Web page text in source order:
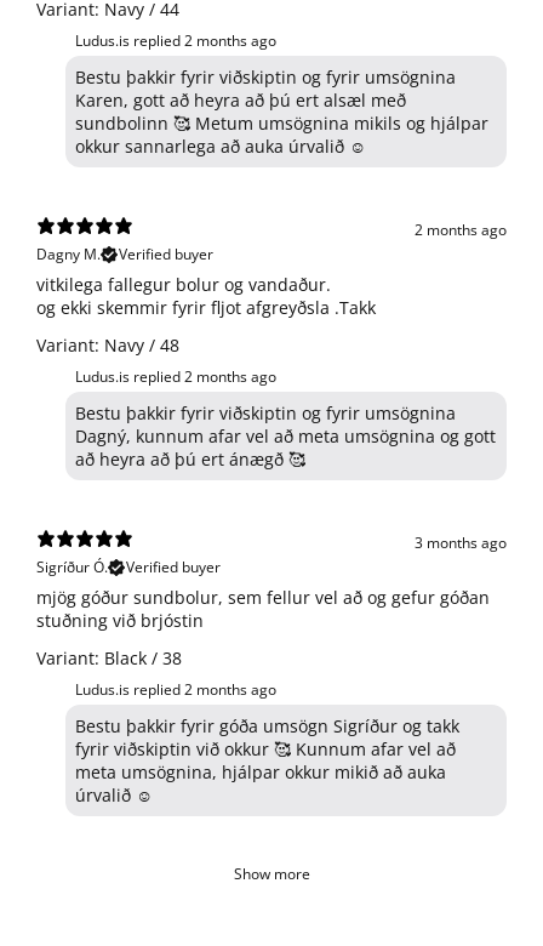
Variant: Navy / 44
Ludus.is replied2 months ago
Bestu þakkir fyrir viðskiptin og fyrir umsögnina
Karen, gott að heyra að þú ert alsæl með
sundbolinn 🥰 Metum umsögnina mikils og hjálpar
okkur sannarlega að auka úrvalið ☺️
2 months ago
Dagny M.
Verified buyer
​vitkilega fallegur bolur og vandaður.
og ekki skemmir fyrir fljot afgreyðsla .Takk
Variant: Navy / 48
Ludus.is replied2 months ago
Bestu þakkir fyrir viðskiptin og fyrir umsögnina
Dagný, kunnum afar vel að meta umsögnina og gott
að heyra að þú ert ánægð 🥰
3 months ago
Sigríður Ó.
Verified buyer
​mjög góður sundbolur, sem fellur vel að og gefur góðan
stuðning við brjóstin
Variant: Black / 38
Ludus.is replied2 months ago
Bestu þakkir fyrir góða umsögn Sigríður og takk
fyrir viðskiptin við okkur 🥰 Kunnum afar vel að
meta umsögnina, hjálpar okkur mikið að auka
úrvalið ☺️
Show more